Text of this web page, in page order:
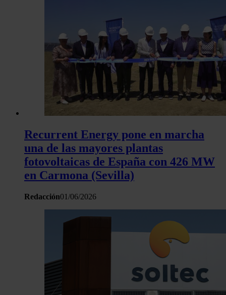
Recurrent Energy pone en marcha
una de las mayores plantas
fotovoltaicas de España con 426 MW
en Carmona (Sevilla)
Redacción01/06/2026